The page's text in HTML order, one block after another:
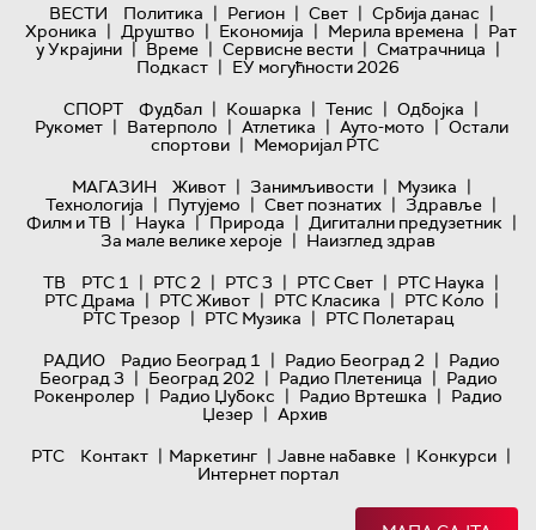
ВЕСТИ Политика | Регион | Свет | Србија данас |
Хроника | Друштво | Економија | Мерила времена | Рат
у Украјини | Време | Сервисне вести | Сматрачница |
Подкаст | ЕУ могућности 2026
СПОРТ
Фудбал | Кошарка | Тенис | Одбојка |
Рукомет | Ватерполо | Атлетика | Ауто-мото | Остали
спортови | Меморијал РТС
МАГАЗИН
Живот | Занимљивости | Музика |
Технологијa | Путујемо | Свет познатих | Здравље |
Филм и ТВ | Наука | Природа | Дигитални предузетник |
За мале велике хероје | Наизглед здрав
ТВ
РТС 1 | РТС 2 | РТС 3 | РТС Свет | РТС Наука |
РТС Драма | РТС Живот | РТС Класика | РТС Коло |
РТС Трезор | РТС Музика | РТС Полетарац
РАДИО
Радио Београд 1 | Радио Београд 2 | Радио
Београд 3 | Београд 202 | Радио Плетеница | Радио
Рокенролер | Радио Џубокс | Радио Вртешка | Радио
Џезер | Архив
РТС
Контакт | Маркетинг | Јавне набавке | Конкурси |
Интернет портал